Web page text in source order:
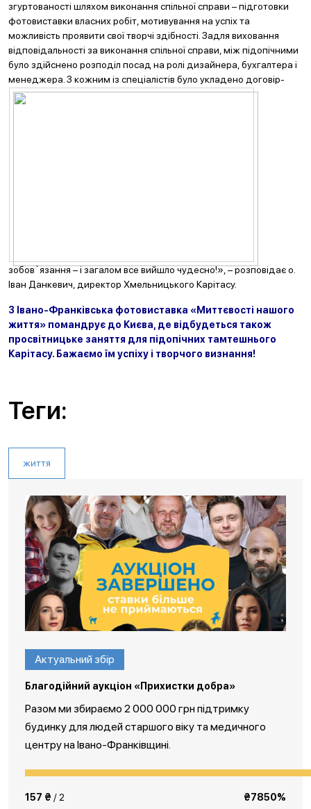
згуртованості шляхом виконання спільної справи – підготовки
фотовиставки власних робіт, мотивування на успіх та
можливість проявити свої творчі здібності. Задля виховання
відповідальності за виконання спільної справи, між підопічними
було здійснено розподіл посад на ролі дизайнера, бухгалтера і
менеджера. З кожним із спеціалістів було укладено договір-
зобов`язання – і загалом все вийшло чудесно!», – розповідає о.
Іван Данкевич, директор Хмельницького Карітасу.
З Івано-Франківська фотовиставка «Миттєвості нашого
життя» помандрує до Києва, де відбудеться також
просвітницьке заняття для підопічних тамтешнього
Карітасу. Бажаємо їм успіху і творчого визнання!
Теги:
життя
Актуальний збір
Благодійний аукціон «Прихистки добра»
Разом ми збираємо 2 000 000 грн підтримку
будинку для людей старшого віку та медичного
центру на Івано-Франківщині.
157 ₴ / 2 ₴7850%